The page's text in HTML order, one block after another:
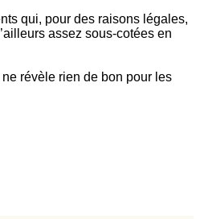
qui, pour des raisons légales,
assez sous-cotées en
révèle rien de bon pour les